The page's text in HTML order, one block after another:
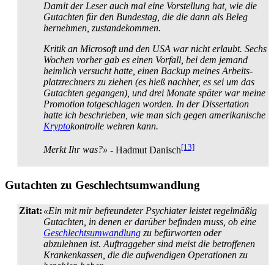
Damit der Leser auch mal eine Vorstellung hat, wie die
Gutachten für den Bundestag, die die dann als Beleg
hernehmen, zustandekommen.
Kritik an Microsoft und den USA war nicht erlaubt. Sechs
Wochen vorher gab es einen Vorfall, bei dem jemand
heimlich versucht hatte, einen Backup meines Arbeits­
platz­rechners zu ziehen (es hieß nachher, es sei um das
Gutachten gegangen), und drei Monate später war meine
Promotion totgeschlagen worden. In der Dissertation
hatte ich beschrieben, wie man sich gegen amerikanische
Krypto­kontrolle wehren kann.
Merkt Ihr was?» - Hadmut Danisch[13]
Gutachten zu Geschlechtsumwandlung
Zitat: «Ein mit mir befreundeter Psychiater leistet regelmäßig
Gutachten, in denen er darüber befinden muss, ob eine
Geschlechtsumwandlung zu befürworten oder
abzulehnen ist. Auftraggeber sind meist die betroffenen
Krankenkassen, die die aufwendigen Operationen zu